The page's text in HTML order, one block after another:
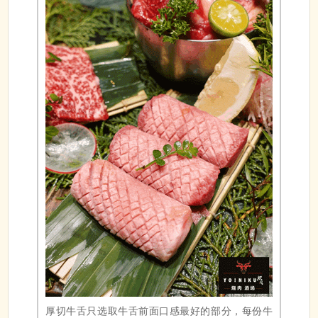
厚切牛舌只选取牛舌前面口感最好的部分，每份牛